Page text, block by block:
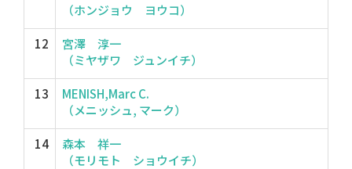
（ホンジョウ ヨウコ）
12
宮澤 淳一
（ミヤザワ ジュンイチ）
13
MENISH,Marc C.
（メニッシュ, マーク）
14
森本 祥一
（モリモト ショウイチ）